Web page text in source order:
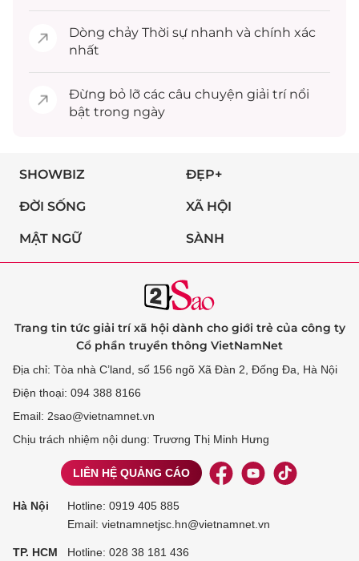
Dòng chảy Thời sự nhanh và chính xác
nhất
Đừng bỏ lỡ các câu chuyện giải trínổi
bật trong ngày
SHOWBIZ ĐẸP+
ĐỜI SỐNG XÃ HỘI
MẬT NGỮ SÀNH
Trang tin tức giải trí xã hội dành cho giới trẻ của công ty
Cổ phần truyền thông VietNamNet
Địa chỉ: Tòa nhà C’land, số 156 ngõ Xã Đàn 2, Đống Đa, Hà Nội
Điện thoại: 094 388 8166
Email: 2sao@vietnamnet.vn
Chịu trách nhiệm nội dung: Trương Thị Minh Hưng
LIÊN HỆ QUẢNG CÁO
Hà Nội Hotline: 0919 405 885
Email: vietnamnetjsc.hn@vietnamnet.vn
TP. HCM Hotline: 028 38 181 436